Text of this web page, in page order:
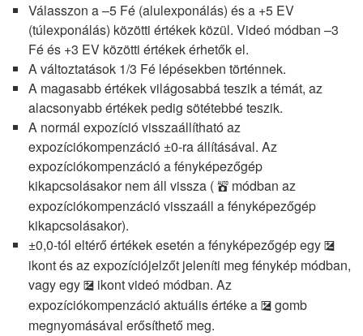
Válasszon a –5 Fé (alulexponálás) és a +5 EV
(túlexponálás) közötti értékek közül. Videó módban –3
Fé és +3 EV közötti értékek érhetők el.
A változtatások 1/3 Fé lépésekben történnek.
A magasabb értékek világosabbá teszik a témát, az
alacsonyabb értékek pedig sötétebbé teszik.
A normál expozíció visszaállítható az
expozíciókompenzáció ±0-ra állításával. Az
expozíciókompenzáció a fényképezőgép
kikapcsolásakor nem áll vissza ( b módban az
expozíciókompenzáció visszaáll a fényképezőgép
kikapcsolásakor).
±0,0-tól eltérő értékek esetén a fényképezőgép egy E
ikont és az expozíciójelzőt jeleníti meg fénykép módban,
vagy egy E ikont videó módban. Az
expozíciókompenzáció aktuális értéke a E gomb
megnyomásával erősíthető meg.